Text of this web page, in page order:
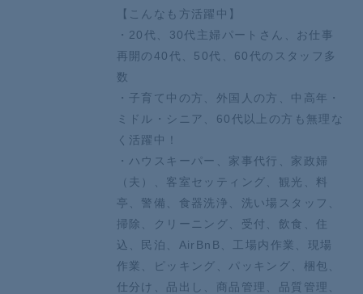
【こんなも方活躍中】
・20代、30代主婦パートさん、お仕事
再開の40代、50代、60代のスタッフ多
数
・子育て中の方、外国人の方、中高年・
ミドル・シニア、60代以上の方も無理な
く活躍中！
・ハウスキーパー、家事代行、家政婦
（夫）、客室セッティング、観光、料
亭、警備、食器洗浄、洗い場スタッフ、
掃除、クリーニング、受付、飲食、住
込、民泊、AirBnB、工場内作業、現場
作業、ピッキング、パッキング、梱包、
仕分け、品出し、商品管理、品質管理、